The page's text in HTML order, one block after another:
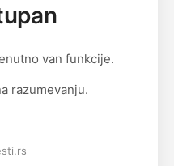
van funkcije.
razumevanju.